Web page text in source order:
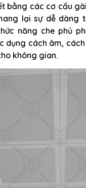
bằng các cơ cấu
lại sự dễ dàng
năng che phủ
dụng cách âm,
không gian.